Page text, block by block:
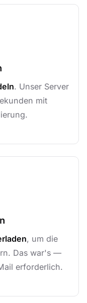
. Unser Server
mit
, um die
Das war's —
erforderlich.